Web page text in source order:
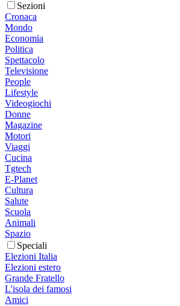
Sezioni
Cronaca
Mondo
Economia
Politica
Spettacolo
Televisione
People
Lifestyle
Videogiochi
Donne
Magazine
Motori
Viaggi
Cucina
Tgtech
E-Planet
Cultura
Salute
Scuola
Animali
Spazio
Speciali
Elezioni Italia
Elezioni estero
Grande Fratello
L'isola dei famosi
Amici